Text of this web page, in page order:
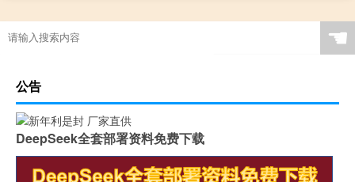
☚
公告
DeepSeek全套部署资料免费下载